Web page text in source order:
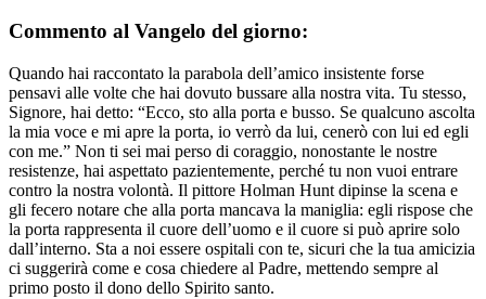
Commento al Vangelo del giorno:
Quando hai raccontato la parabola dell’amico insistente forse
pensavi alle volte che hai dovuto bussare alla nostra vita. Tu stesso,
Signore, hai detto: “Ecco, sto alla porta e busso. Se qualcuno ascolta
la mia voce e mi apre la porta, io verrò da lui, cenerò con lui ed egli
con me.” Non ti sei mai perso di coraggio, nonostante le nostre
resistenze, hai aspettato pazientemente, perché tu non vuoi entrare
contro la nostra volontà. Il pittore Holman Hunt dipinse la scena e
gli fecero notare che alla porta mancava la maniglia: egli rispose che
la porta rappresenta il cuore dell’uomo e il cuore si può aprire solo
dall’interno. Sta a noi essere ospitali con te, sicuri che la tua amicizia
ci suggerirà come e cosa chiedere al Padre, mettendo sempre al
primo posto il dono dello Spirito santo.